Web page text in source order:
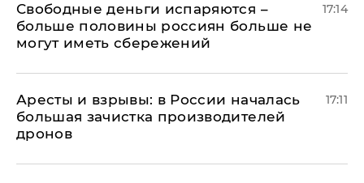
Свободные деньги испаряются –
больше половины россиян больше не
могут иметь сбережений
17:14
Аресты и взрывы: в России началась
большая зачистка производителей
дронов
17:11